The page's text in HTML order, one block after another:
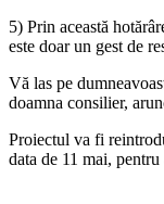
5) Prin această
este doar un gest de
Vă las pe
doamna consilier,
Proiectul va fi
data de 11 mai,